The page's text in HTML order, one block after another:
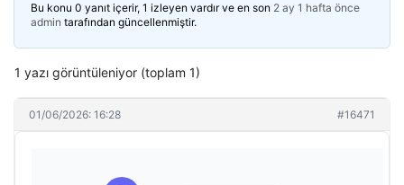
Bu konu 0 yanıt içerir, 1 izleyen vardır ve en son 2 ay 1 hafta önce
admin tarafından güncellenmiştir.
1 yazı görüntüleniyor (toplam 1)
01/06/2026: 16:28 #16471